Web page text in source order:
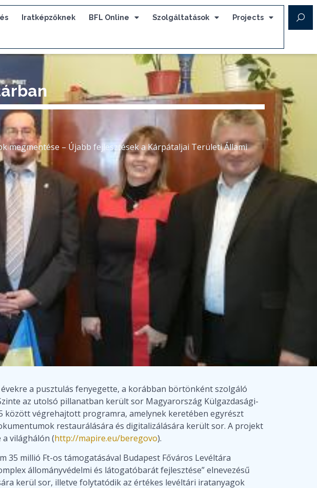
Iratképzőknek BFL Online Szolgáltatások Projects
– Újabb fejlesztések a Kárpátaljai Területi Állami
a pusztulás fenyegette, a korábban börtönként szolgáló
az utolsó pillanatban került sor Magyarország Külgazdasági-
között végrehajtott programra, amelynek keretében egyrészt
restaurálására és digitalizálására került sor. A projekt
világhálón (http://mapire.eu/beregovo).
35 millió Ft-os támogatásával Budapest Főváros Levéltára
állományvédelmi és látogatóbarát fejlesztése” elnevezésű
kerül sor, illetve folytatódik az értékes levéltári iratanyagok